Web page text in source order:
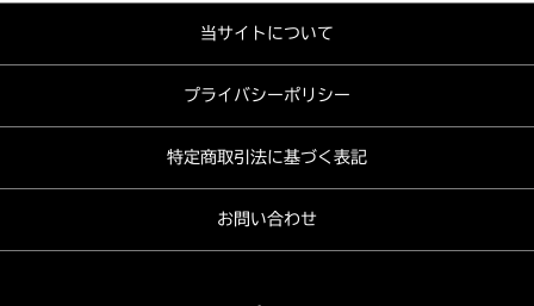
当サイトについて
プライバシーポリシー
特定商取引法に基づく表記
お問い合わせ